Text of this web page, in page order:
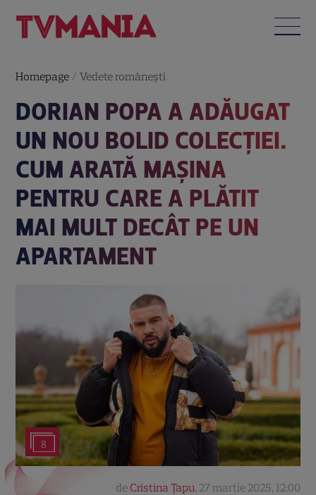
Homepage /Vedete româneşti
DORIAN POPA A ADĂUGAT
UN NOU BOLID COLECȚIEI.
CUM ARATĂ MAȘINA
PENTRU CARE A PLĂTIT
MAI MULT DECÂT PE UN
APARTAMENT
8
de Cristina Țapu, 27 martie 2025, 12:00